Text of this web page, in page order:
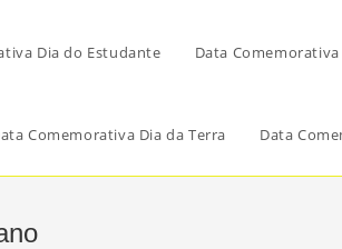
Dia do Estudante Data
Comemorativa Dia da Terra Data